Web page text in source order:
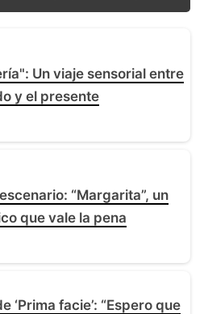
Un viaje sensorial entre
y el presente
“Margarita”, un
que vale la pena
‘Prima facie’: “Espero que